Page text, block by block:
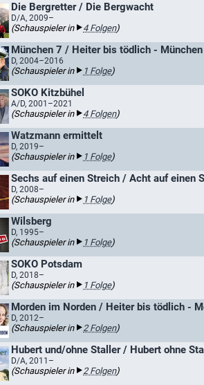
Die Bergretter / Die Bergwacht
D/A, 2009–
(Schauspieler in 4 Folgen)
München 7 / Heiter bis tödlich -
D, 2004–2016
(Schauspieler in 1 Folge)
SOKO Kitzbühel
A/D, 2001–2021
(Schauspieler in 4 Folgen)
Watzmann ermittelt
D, 2019–
(Schauspieler in 1 Folge)
Sechs auf einen Streich / Acht auf einen
D, 2008–
(Schauspieler in 1 Folge)
Wilsberg
D, 1995–
(Schauspieler in 1 Folge)
SOKO Potsdam
D, 2018–
(Schauspieler in 1 Folge)
Morden im Norden / Heiter bis tödlich -
D, 2012–
(Schauspieler in 2 Folgen)
Hubert und/ohne Staller / Hubert ohne
D/A, 2011–
(Schauspieler in 2 Folgen)